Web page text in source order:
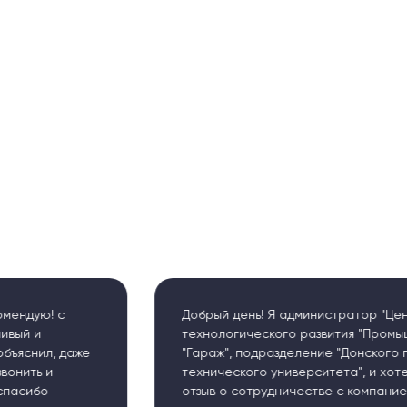
с
даже
и
Добрый день! Я администратор "Центра
технологического развития
"Гараж", подразделение "Донского
технического университета", и хотел
отзыв о сотрудничестве с компанией